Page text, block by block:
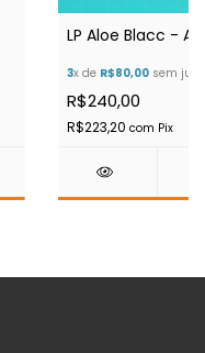
LP Aloe Blacc -
3x de R$80,00sem
R$240,00
R$223,20 com Pix